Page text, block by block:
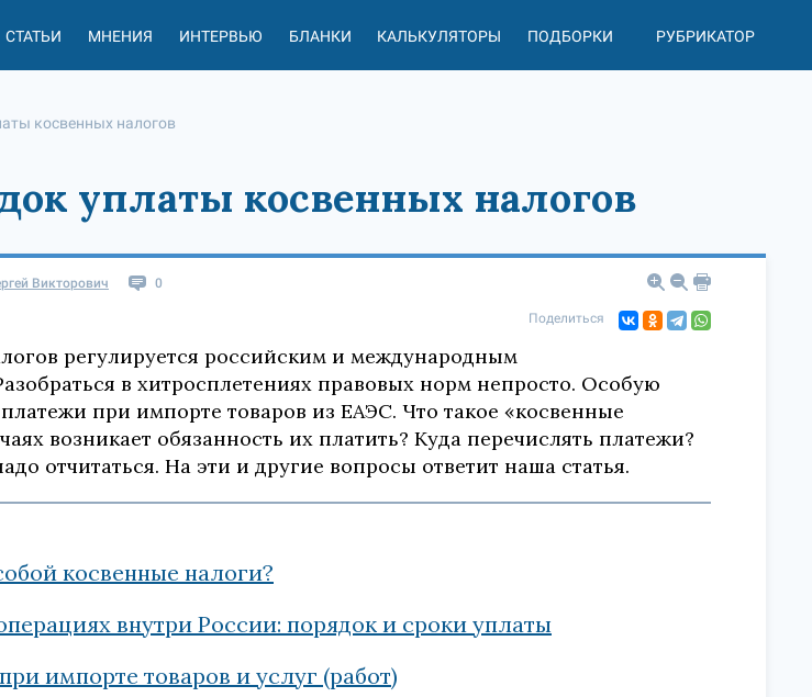
СТАТЬИ МНЕНИЯ ИНТЕРВЬЮ БЛАНКИ КАЛЬКУЛЯТОРЫ ПОДБОРКИ РУБРИКАТОР
косвенных налогов
уплаты косвенных налогов
Викторович 0
Поделиться
регулируется российским и международным
в хитросплетениях правовых норм непросто. Особую
при импорте товаров из ЕАЭС. Что такое «косвенные
возникает обязанность их платить? Куда перечислять платежи?
отчитаться. На эти и другие вопросы ответит наша статья.
косвенные налоги?
внутри России: порядок и сроки уплаты
импорте товаров и услуг (работ)